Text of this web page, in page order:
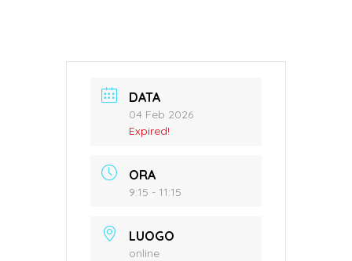
DATA
04 Feb 2026
Expired!
ORA
9:15 - 11:15
LUOGO
online